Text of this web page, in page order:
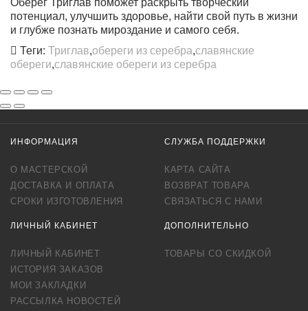
Оберег Триглав поможет раскрыть творческий
потенциал, улучшить здоровье, найти свой путь в жизни
и глубже познать мироздание и самого себя.
Теги: Триглав,обереги из серебра,славянские
обереги,славянские обереги из серебра
ИНФОРМАЦИЯ
О МАСТЕРСКОЙ
ДОСТАВКА И ОПЛАТА
СРОКИ ИЗГОТОВЛЕНИЯ
СЛУЖБА ПОДДЕРЖКИ
КАРТА САЙТА
ВОЗВРАТ ТОВАРА
СВЯЗАТЬСЯ С НАМИ
ЛИЧНЫЙ КАБИНЕТ
ЛИЧНЫЙ КАБИНЕТ
ИСТОРИЯ ЗАКАЗОВ
МОИ ЗАКЛАДКИ
РАССЫЛКА НОВОСТЕЙ
ДОПОЛНИТЕЛЬНО
ТОВАРЫ СО СКИДКОЙ